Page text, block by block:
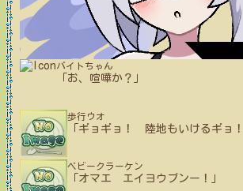
バイトちゃん
「お、喧嘩か？」
歩行ウオ
「ギョギョ！ 陸地もいけるギョ！
ベビークラーケン
「オマエ エイヨウブンー！」